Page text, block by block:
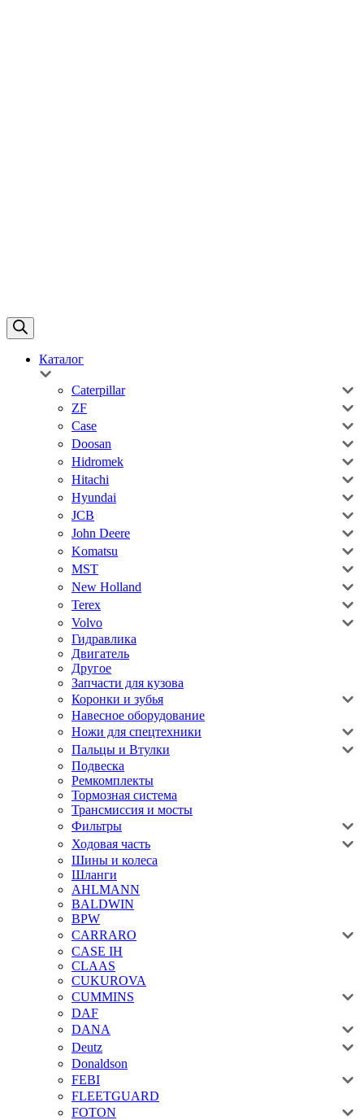
Каталог
Caterpillar
ZF
Case
Doosan
Hidromek
Hitachi
Hyundai
JCB
John Deere
Komatsu
MST
New Holland
Terex
Volvo
Гидравлика
Двигатель
Другое
Запчасти для кузова
Коронки и зубья
Навесное оборудование
Ножи для спецтехники
Пальцы и Втулки
Подвеска
Ремкомплекты
Тормозная система
Трансмиссия и мосты
Фильтры
Ходовая часть
Шины и колеса
Шланги
AHLMANN
BALDWIN
BPW
CARRARO
CASE IH
CLAAS
CUKUROVA
CUMMINS
DAF
DANA
Deutz
Donaldson
FEBI
FLEETGUARD
FOTON